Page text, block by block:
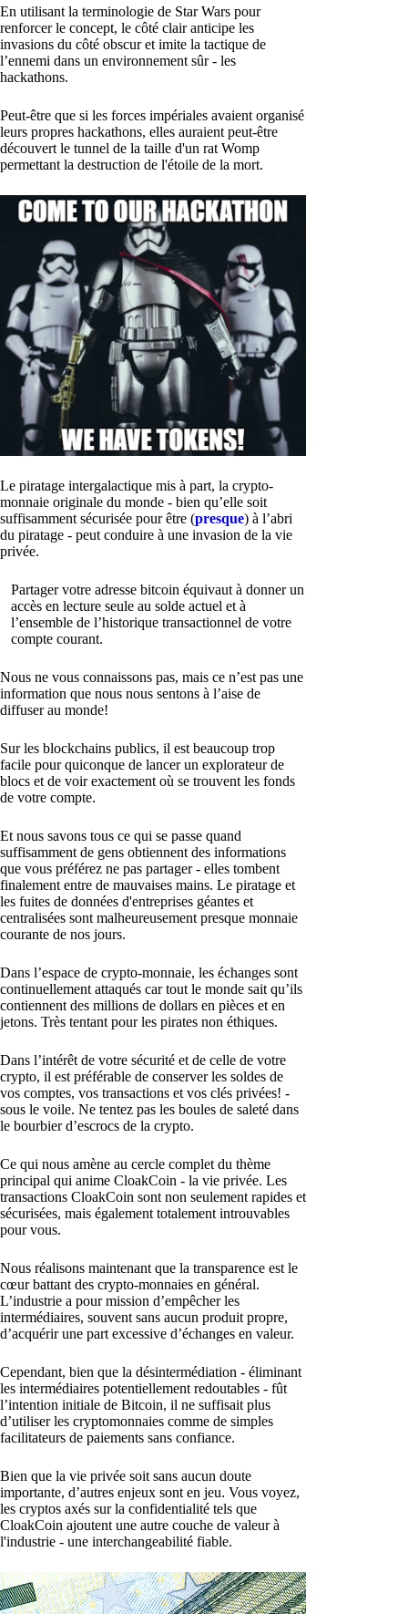
En utilisant la terminologie de Star Wars pour
renforcer le concept, le côté clair anticipe les
invasions du côté obscur et imite la tactique de
l’ennemi dans un environnement sûr - les
hackathons.
Peut-être que si les forces impériales avaient organisé
leurs propres hackathons, elles auraient peut-être
découvert le tunnel de la taille d'un rat Womp
permettant la destruction de l'étoile de la mort.
Le piratage intergalactique mis à part, la crypto-
monnaie originale du monde - bien qu’elle soit
suffisamment sécurisée pour être (presque) à l’abri
du piratage - peut conduire à une invasion de la vie
privée.
Partager votre adresse bitcoin équivaut à donner un
accès en lecture seule au solde actuel et à
l’ensemble de l’historique transactionnel de votre
compte courant.
Nous ne vous connaissons pas, mais ce n’est pas une
information que nous nous sentons à l’aise de
diffuser au monde!
Sur les blockchains publics, il est beaucoup trop
facile pour quiconque de lancer un explorateur de
blocs et de voir exactement où se trouvent les fonds
de votre compte.
Et nous savons tous ce qui se passe quand
suffisamment de gens obtiennent des informations
que vous préférez ne pas partager - elles tombent
finalement entre de mauvaises mains. Le piratage et
les fuites de données d'entreprises géantes et
centralisées sont malheureusement presque monnaie
courante de nos jours.
Dans l’espace de crypto-monnaie, les échanges sont
continuellement attaqués car tout le monde sait qu’ils
contiennent des millions de dollars en pièces et en
jetons. Très tentant pour les pirates non éthiques.
Dans l’intérêt de votre sécurité et de celle de votre
crypto, il est préférable de conserver les soldes de
vos comptes, vos transactions et vos clés privées! -
sous le voile. Ne tentez pas les boules de saleté dans
le bourbier d’escrocs de la crypto.
Ce qui nous amène au cercle complet du thème
principal qui anime CloakCoin - la vie privée. Les
transactions CloakCoin sont non seulement rapides et
sécurisées, mais également totalement introuvables
pour vous.
Nous réalisons maintenant que la transparence est le
cœur battant des crypto-monnaies en général.
L’industrie a pour mission d’empêcher les
intermédiaires, souvent sans aucun produit propre,
d’acquérir une part excessive d’échanges en valeur.
Cependant, bien que la désintermédiation - éliminant
les intermédiaires potentiellement redoutables - fût
l’intention initiale de Bitcoin, il ne suffisait plus
d’utiliser les cryptomonnaies comme de simples
facilitateurs de paiements sans confiance.
Bien que la vie privée soit sans aucun doute
importante, d’autres enjeux sont en jeu. Vous voyez,
les cryptos axés sur la confidentialité tels que
CloakCoin ajoutent une autre couche de valeur à
l'industrie - une interchangeabilité fiable.